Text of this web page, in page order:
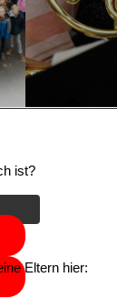
ist?
Eltern hier: